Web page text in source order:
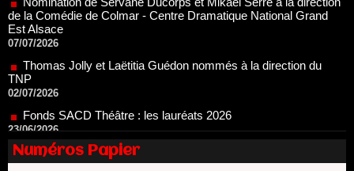
07/07/2026
Thomas Jolly et Laëtitia Guédon nommés à la direction du
TNP
Fonds SACD Théâtre : les lauréats 2026
23/06/2026
Dispositif ARTCENA Écrire pour le cirque, les lauréats 2026 !
20/06/2026
Le palmarès des prix SACD 2026
18/06/2026
Numéros Papier